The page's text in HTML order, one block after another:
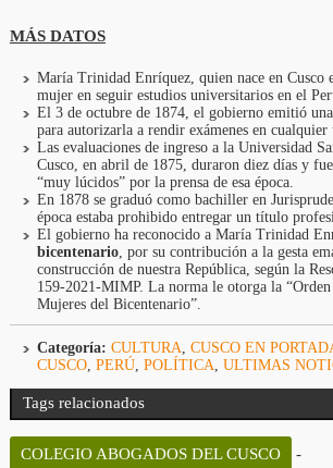
MÁS DATOS
María Trinidad Enríquez, quien nace en Cusco
mujer en seguir estudios universitarios en el
El 3 de octubre de 1874, el gobierno emitió
para autorizarla a rendir exámenes en cualquier
Las evaluaciones de ingreso a la Universidad
Cusco, en abril de 1875, duraron diez días y
“muy lúcidos” por la prensa de esa época.
En 1878 se graduó como bachiller en
época estaba prohibido entregar un título
El gobierno ha reconocido a María Trinidad
bicentenario, por su contribución a la gesta
construcción de nuestra República, según la
159-2021-MIMP. La norma le otorga la
Mujeres del Bicentenario”.
Categoría: CULTURA CUSCO EN
CUSCO, PERÚ, POLÍTICA ULTIMAS
Tags relacionados
COLEGIO ABOGADOS DEL CUSCO -